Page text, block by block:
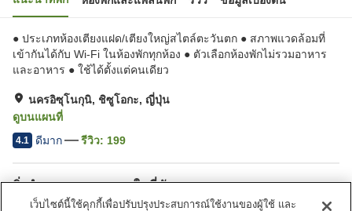
● ประเภทห้องเตียงแฝด/เตียงใหญ่สไตล์ตะวันตก ● สภาพแวดล้อมที่
เข้ากันได้กับ Wi-Fi ในห้องพักทุกห้อง ● ตัวเลือกห้องพักไม่รวมอาหาร
และอาหาร ● ใช้ได้ตั้งแต่คนเดียว
นครอิซุโนกุนิ, ชิซูโอกะ, ญี่ปุ่น
ดูบนแผนที่
4.1 ดีมาก รีวิว: 199
สิ่งอำนวยความสะดวกในที่พัก
เว็บไซต์นี้ใช้คุกกี้เพื่อปรับปรุงประสบการณ์ใช้งานของผู้ใช้ และ